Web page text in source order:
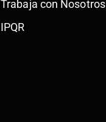
Trabaja con Nosotros
IPQR